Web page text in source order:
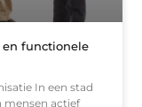
functionele
In een stad
mensen actief